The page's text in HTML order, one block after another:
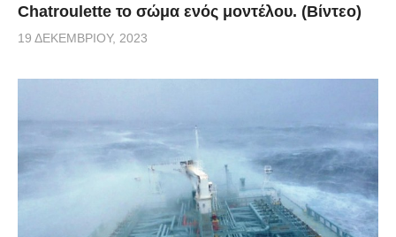
Chatroulette το σώμα ενός μοντέλου. (Βίντεο)
19 ΔΕΚΕΜΒΡΊΟΥ, 2023